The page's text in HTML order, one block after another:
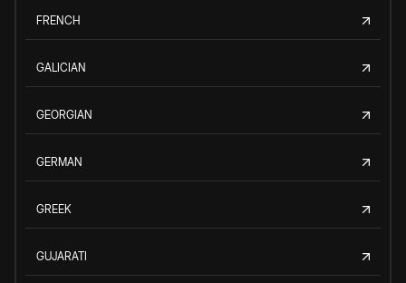
FRENCH
GALICIAN
GEORGIAN
GERMAN
GREEK
GUJARATI